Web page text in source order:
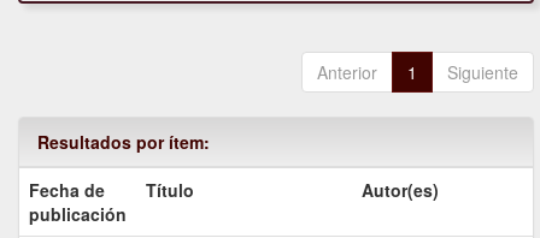
Anterior 1 Siguiente
Resultados por ítem:
Fecha de
publicación
Título Autor(es)